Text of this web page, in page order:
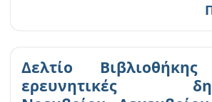
Δελτίο
ερευνητικές